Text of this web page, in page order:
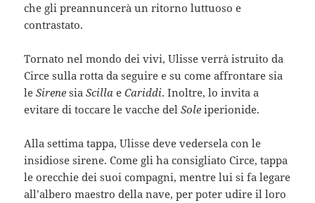
che gli preannuncerà un ritorno luttuoso e
contrastato.
Tornato nel mondo dei vivi, Ulisse verrà istruito da
Circe sulla rotta da seguire e su come affrontare sia
leSirenesiaScillaeCariddi. Inoltre, lo invita a
evitare di toccare le vacche delSoleiperionide.
Alla settima tappa, Ulisse deve vedersela con le
insidiose sirene. Come gli ha consigliato Circe, tappa
le orecchie dei suoi compagni, mentre lui si fa legare
all’albero maestro della nave, per poter udire il loro